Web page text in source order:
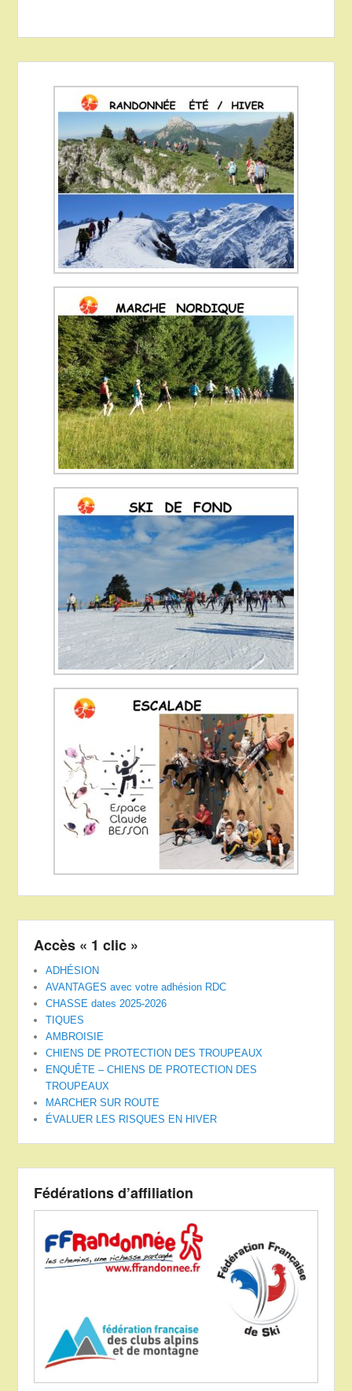
Accès « 1 clic »
ADHÉSION
AVANTAGES avec votre adhésion RDC
CHASSE dates 2025-2026
TIQUES
AMBROISIE
CHIENS DE PROTECTION DES TROUPEAUX
ENQUÊTE – CHIENS DE PROTECTION DES
TROUPEAUX
MARCHER SUR ROUTE
ÉVALUER LES RISQUES EN HIVER
Fédérations d’affiliation